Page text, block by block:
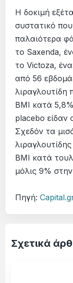
Η δοκιμή
συστατικό
παλαιότερα
το Saxenda,
το Victoza,
από 56
BMI κατά
placebo είδαν
Σχεδόν τα
BMI κατά
μόλις 9%
Πηγή:
Σχετικά